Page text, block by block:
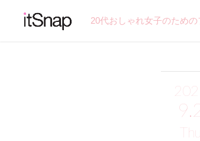
20代おしゃれ女子のため
2021
Thu